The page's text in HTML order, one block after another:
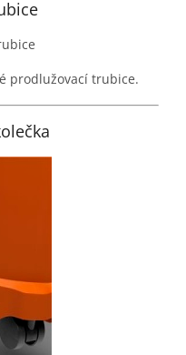
prodlužovací trubice.